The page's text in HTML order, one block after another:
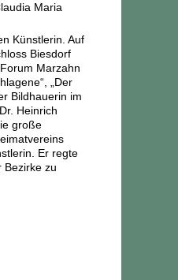
Maria
Künstlerin. Auf
Biesdorf
Marzahn
„Der
Bildhauerin im
Heinrich
große
Er regte
Bezirke zu